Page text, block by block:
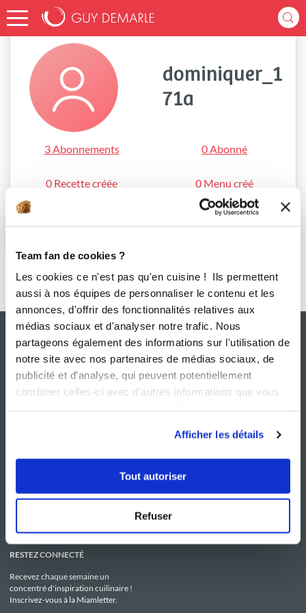
Team fan de cookies ?
Les cookies ce n'est pas qu'en cuisine ! Ils permettent
aussi à nos équipes de personnaliser le contenu et les
annonces, d'offrir des fonctionnalités relatives aux
médias sociaux et d'analyser notre trafic. Nous
partageons également des informations sur l'utilisation de
notre site avec nos partenaires de médias sociaux, de
publicité et d'analyse, qui peuvent potentiellement
combiner celles-ci avec d'autres informations que vous
Afficher les détails
Tout autoriser
Refuser
Accueil dominiquer_171a
dominiquer_1
71a
3 Abonnements 0 Abonné
0 Recette créée 0 Menu créé
Le Mag'
Boutique
C.G.U
Politique de confidentialité
Utilisation des Cookies
RESTEZ CONNECTÉ
Recevez chaque semaine un
concentré d'inspiration cuilinaire !
Inscrivez-vous à la Miamletter.